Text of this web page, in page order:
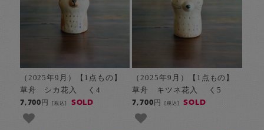
（2025年9月）【1点もの】
草舟 シカ花入 く4
7,700円[税込] SOLD
（2025年9月）【1点もの】
草舟 キツネ花入 く5
7,700円 [税込] SOLD